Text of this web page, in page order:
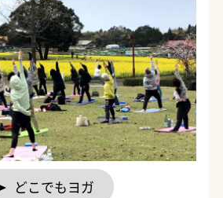
どこでもヨガ